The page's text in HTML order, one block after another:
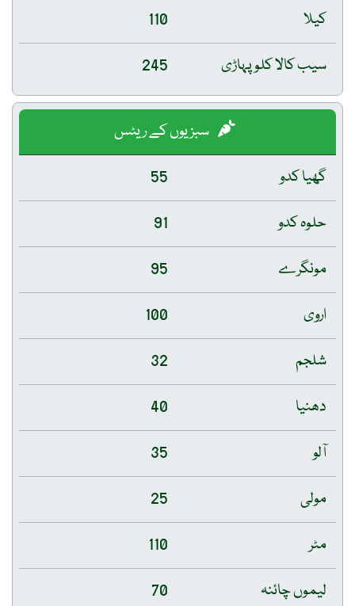
کیلا
110
سیب کالا کلو پہاڑی
245
سبزیوں کے ریٹس
گھیا کدو
55
حلوہ کدو
91
مونگرے
95
اروی
100
شلجم
32
دھنیا
40
آلو
35
مولی
25
مٹر
110
لیموں چائنہ
70